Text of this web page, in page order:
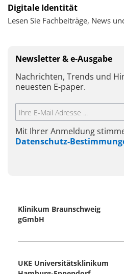
Digitale Identität
Lesen Sie Fachbeiträge, News
Newsletter & e-Ausgabe
Nachrichten, Trends und
neuesten E-paper.
Mit Ihrer Anmeldung
Datenschutz-
Klinikum Braunschweig
gGmbH
UKE Universitätsklinikum